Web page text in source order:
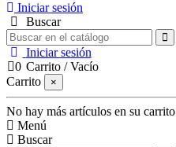
Iniciar sesión
Buscar
Iniciar sesión
0 Carrito /Vacío
Carrito
×
No hay más artículos en su carrito
Menú
Buscar